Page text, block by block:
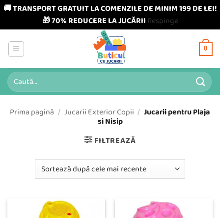
🚚 TRANSPORT GRATUIT LA COMENZILE DE MINIM 199 DE LEI!
🎁 70% REDUCERE LA JUCĂRII Respinge
content
0
Caută
după:
Prima pagină / Jucarii Exterior Copii / Jucarii pentru Plaja
si Nisip
FILTREAZĂ